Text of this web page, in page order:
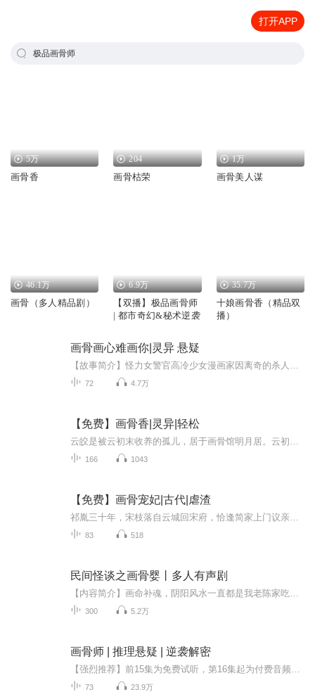
打开APP
极品画骨师
5万
画骨香
204
画骨枯荣
1万
画骨美人谋
46.1万
画骨（多人精品剧）
6.9万
【双播】极品画骨师
| 都市奇幻&秘术逆袭
35.7万
十娘画骨香（精品双
播）
画骨画心难画你|灵异 悬疑
72 4.7万
【免费】画骨香|灵异|轻松
166 1043
【免费】画骨宠妃|古代|虐渣
83 518
民间怪谈之画骨婴丨多人有声剧
300 5.2万
画骨师 | 推理悬疑 | 逆袭解密
73 23.9万